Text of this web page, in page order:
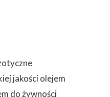
jakości olejem
do żywności